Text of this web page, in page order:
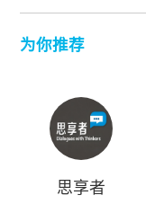
为你推荐
思享者